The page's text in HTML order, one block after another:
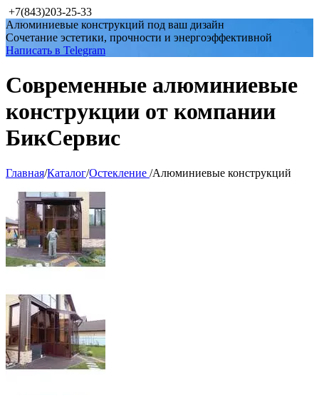
+7(843)203-25-33
Алюминиевые конструкций под ваш дизайн
Сочетание эстетики, прочности и энергоэффективной
Написать в Telegram
Современные алюминиевые
конструкции от компании
БикСервис
Главная/Каталог/Остекление /Алюминиевые конструкций